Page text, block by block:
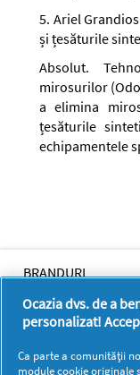
5. Ariel
și țesăturile
Absolut.
mirosurilor
a elimina
țesăturile
echipamentele
BRANDURI
BRANDURI
SUPORT
Ocazia dvs. de a
personalizat!
Ca parte a comunității
module cookie originale